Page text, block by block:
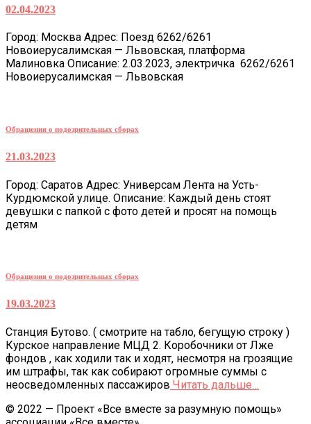
02.04.2023
Город: Москва Адрес: Поезд 6262/6261
Новоиерусалимская — Львовская, платформа
Малиновка Описание: 2.03.2023, электричка 6262/6261
Новоиерусалимская — Львовская
Обращения о подозрительных сборах
21.03.2023
Город: Саратов Адрес: Универсам Лента на Усть-
Курдюмской улице. Описание: Каждый день стоят
девушки с папкой с фото детей и просят на помощь
детям
Обращения о подозрительных сборах
19.03.2023
Станция Бутово. ( смотрите на табло, бегущую строку )
Курское направление МЦД 2. Коробочники от Лже
фондов , как ходили так и ходят, несмотря на грозящие
им штрафы, так как собирают огромные суммы с
неосведомленных пассажиров Читать дальше…
© 2022 — Проект «Все вместе за разумную помощь»